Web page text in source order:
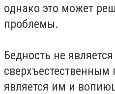
однако это может
проблемы.
Бедность не является
является им и